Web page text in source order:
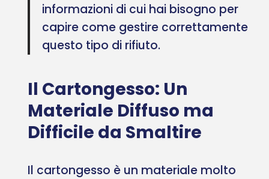
informazioni di cui hai bisogno per
capire come gestire correttamente
questo tipo di rifiuto.
Il Cartongesso: Un
Materiale Diffuso ma
Difficile da Smaltire
Il cartongesso è un materiale molto